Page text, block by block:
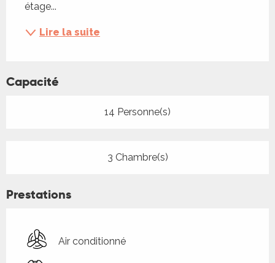
étage...
Lire la suite
Capacité
14 Personne(s)
3 Chambre(s)
Prestations
Air conditionné